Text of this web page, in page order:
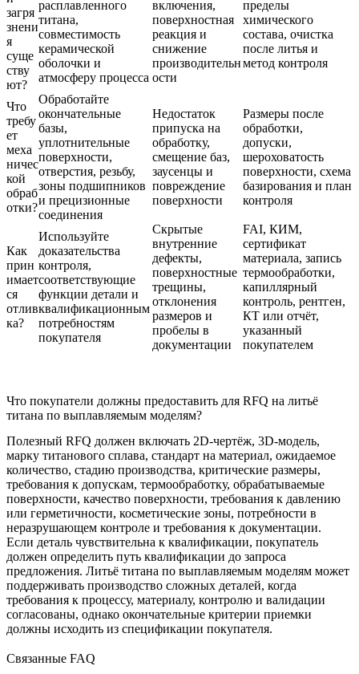
загря
знени
я
суще
ству
ют?
расплавленного
титана,
совместимость
керамической
оболочки и
атмосферу процесса
включения,
поверхностная
реакция и
снижение
производительн
ости
пределы
химического
состава, очистка
после литья и
метод контроля
Что
требу
ет
меха
ничес
кой
обраб
отки?
Обработайте
окончательные
базы,
уплотнительные
поверхности,
отверстия, резьбу,
зоны подшипников
и прецизионные
соединения
Недостаток
припуска на
обработку,
смещение баз,
заусенцы и
повреждение
поверхности
Размеры после
обработки,
допуски,
шероховатость
поверхности, схема
базирования и план
контроля
Как
прин
имает
ся
отлив
ка?
Используйте
доказательства
контроля,
соответствующие
функции детали и
квалификационным
потребностям
покупателя
Скрытые
внутренние
дефекты,
поверхностные
трещины,
отклонения
размеров и
пробелы в
документации
FAI, КИМ,
сертификат
материала, запись
термообработки,
капиллярный
контроль, рентген,
КТ или отчёт,
указанный
покупателем
Что покупатели должны предоставить для RFQ на литьё
титана по выплавляемым моделям?
Полезный RFQ должен включать 2D-чертёж, 3D-модель,
марку титанового сплава, стандарт на материал, ожидаемое
количество, стадию производства, критические размеры,
требования к допускам, термообработку, обрабатываемые
поверхности, качество поверхности, требования к давлению
или герметичности, косметические зоны, потребности в
неразрушающем контроле и требования к документации.
Если деталь чувствительна к квалификации, покупатель
должен определить путь квалификации до запроса
предложения. Литьё титана по выплавляемым моделям может
поддерживать производство сложных деталей, когда
требования к процессу, материалу, контролю и валидации
согласованы, однако окончательные критерии приемки
должны исходить из спецификации покупателя.
Связанные FAQ